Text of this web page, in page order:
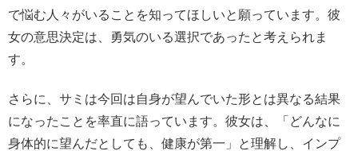
で悩む人々がいることを知ってほしいと願っています。彼
女の意思決定は、勇気のいる選択であったと考えられま
す。
さらに、サミは今回は自身が望んでいた形とは異なる結果
になったことを率直に語っています。彼女は、「どんなに
身体的に望んだとしても、健康が第一」と理解し、インプ